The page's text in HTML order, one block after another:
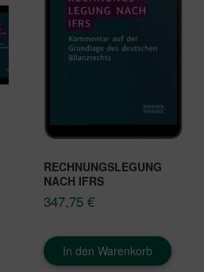
RECHNUNGSLEGUNG
NACH IFRS
347,75 €
In den Warenkorb